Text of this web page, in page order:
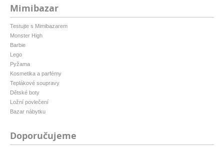
Mimibazar
Testujte s Mimibazarem
Monster High
Barbie
Lego
Pyžama
Kosmetika a parfémy
Teplákové soupravy
Dětské boty
Ložní povlečení
Bazar nábytku
Doporučujeme